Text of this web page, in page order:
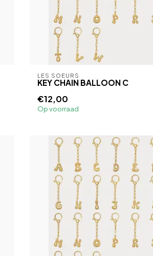
LES SOEURS
KEY CHAIN BALLOON C
€12,00
Op voorraad